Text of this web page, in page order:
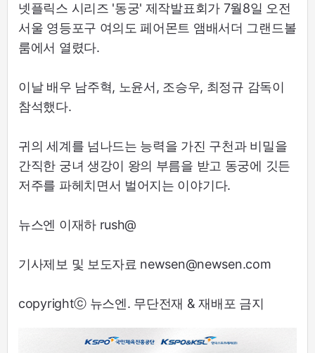
넷플릭스 시리즈 '동궁' 제작발표회가 7월8일 오전
서울 영등포구 여의도 페어몬트 앰배서더 그랜드볼
룸에서 열렸다.
이날 배우 남주혁, 노윤서, 조승우, 최정규 감독이
참석했다.
귀의 세계를 넘나드는 능력을 가진 구천과 비밀을
간직한 궁녀 생강이 왕의 부름을 받고 동궁에 깃든
저주를 파헤치면서 벌어지는 이야기다.
뉴스엔 이재하 rush@
기사제보 및 보도자료 newsen@newsen.com
copyrightⓒ 뉴스엔. 무단전재 & 재배포 금지